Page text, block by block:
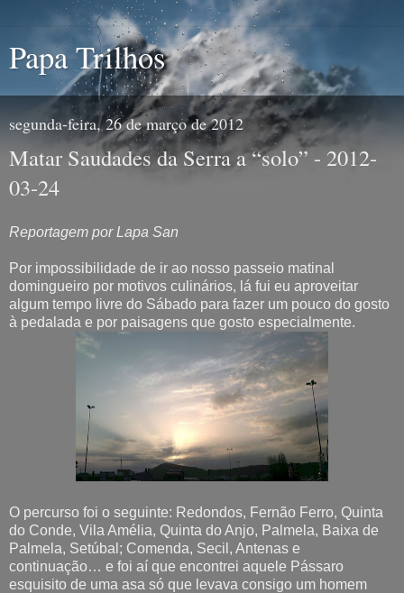
Papa Trilhos
segunda-feira, 26 de março de 2012
Matar Saudades da Serra a “solo” - 2012-
03-24
Reportagem por Lapa San
Por impossibilidade de ir ao nosso passeio matinal
domingueiro por motivos culinários, lá fui eu aproveitar
algum tempo livre do Sábado para fazer um pouco do gosto
à pedalada e por paisagens que gosto especialmente.
O percurso foi o seguinte: Redondos, Fernão Ferro, Quinta
do Conde, Vila Amélia, Quinta do Anjo, Palmela, Baixa de
Palmela, Setúbal; Comenda, Secil, Antenas e
continuação… e foi aí que encontrei aquele Pássaro
esquisito de uma asa só que levava consigo um homem